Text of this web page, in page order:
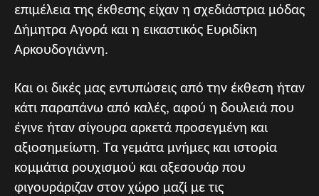
επιμέλεια της έκθεσης είχαν η σχεδιάστρια μόδας
Δήμητρα Αγορά και η εικαστικός Ευριδίκη
Αρκουδογιάννη.
Και οι δικές μας εντυπώσεις από την έκθεση ήταν
κάτι παραπάνω από καλές, αφού η δουλειά που
έγινε ήταν σίγουρα αρκετά προσεγμένη και
αξιοσημείωτη. Τα γεμάτα μνήμες και ιστορία
κομμάτια ρουχισμού και αξεσουάρ που
φιγουράριζαν στον χώρο μαζί με τις